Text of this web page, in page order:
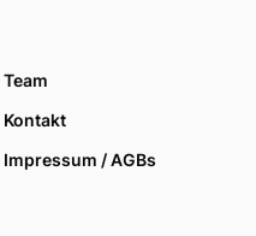
Team
Kontakt
Impressum / AGBs